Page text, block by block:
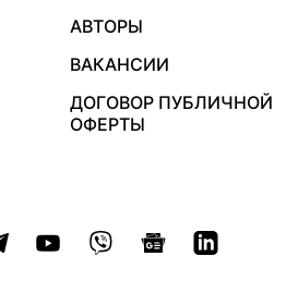
АВТОРЫ
ВАКАНСИИ
ДОГОВОР ПУБЛИЧНОЙ
ОФЕРТЫ